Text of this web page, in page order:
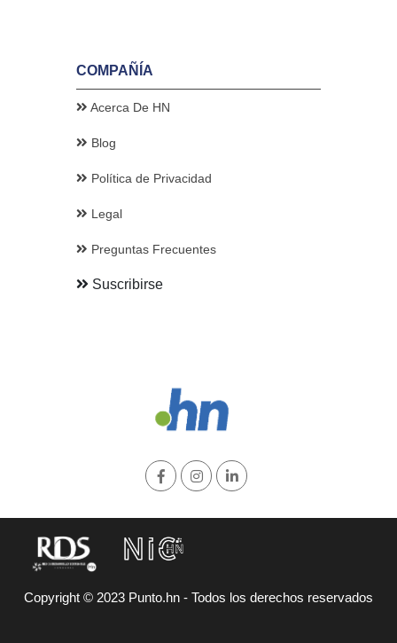
COMPAÑÍA
Acerca De HN
Blog
Política de Privacidad
Legal
Preguntas Frecuentes
Suscribirse
Copyright © 2023 Punto.hn - Todos los derechos reservados